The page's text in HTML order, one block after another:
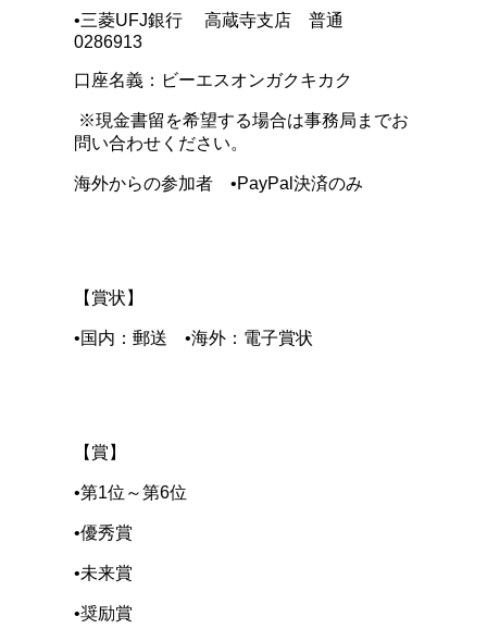
•三菱UFJ銀行 高蔵寺支店 普通
0286913
口座名義：ビーエスオンガクキカク
※現金書留を希望する場合は事務局までお
問い合わせください。
海外からの参加者 •PayPal決済のみ
【賞状】
•国内：郵送 •海外：電子賞状
【賞】
•第1位～第6位
•優秀賞
•未来賞
•奨励賞